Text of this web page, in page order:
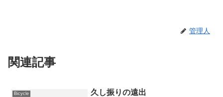
管理人
関連記事
Bicycle 久し振りの遠出